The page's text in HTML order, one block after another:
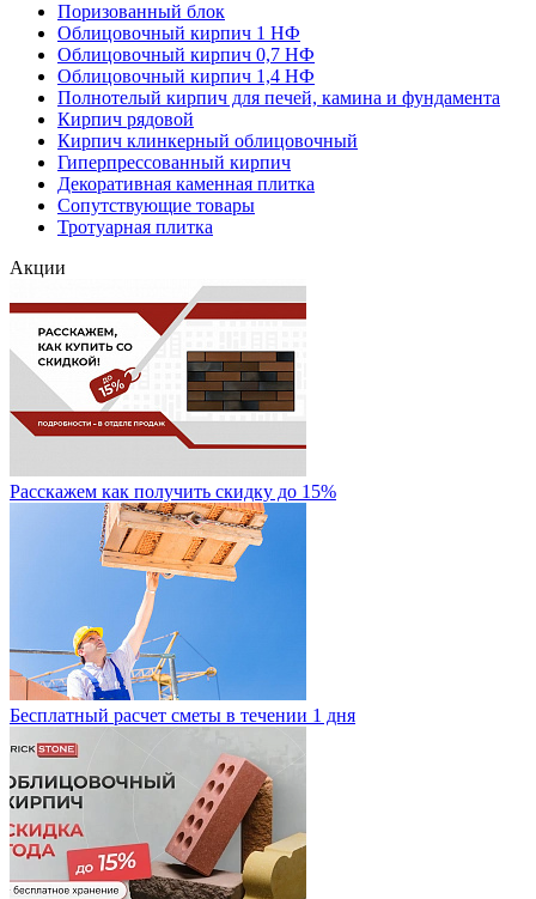
Поризованный блок
Облицовочный кирпич 1 НФ
Облицовочный кирпич 0,7 НФ
Облицовочный кирпич 1,4 НФ
Полнотелый кирпич для печей, камина и фундамента
Кирпич рядовой
Кирпич клинкерный облицовочный
Гиперпрессованный кирпич
Декоративная каменная плитка
Сопутствующие товары
Тротуарная плитка
Акции
Расскажем как получить скидку до 15%
Бесплатный расчет сметы в течении 1 дня